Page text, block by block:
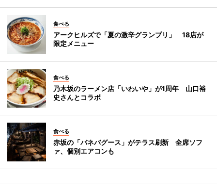
食べる
アークヒルズで「夏の激辛グランプリ」 18店が
限定メニュー
食べる
乃木坂のラーメン店「いわいや」が1周年 山口裕
史さんとコラボ
食べる
赤坂の「バネバグース」がテラス刷新 全席ソフ
ァ、個別エアコンも